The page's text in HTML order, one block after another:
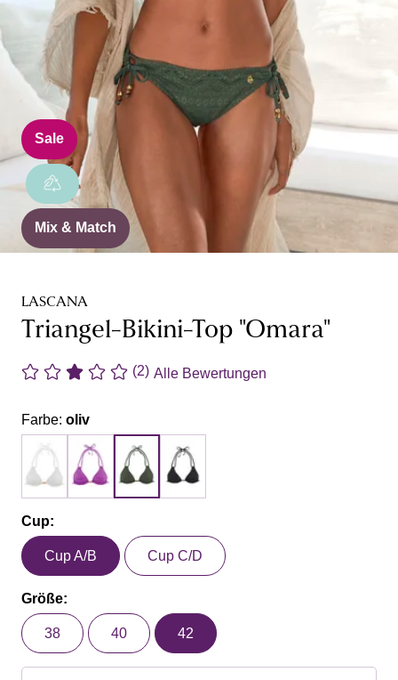
Sale
Mix & Match
LASCANA
Triangel-Bikini-Top "Omara"
(2) Alle Bewertungen
Farbe: oliv
Cup:
Cup A/B Cup C/D
Größe:
38 40 42